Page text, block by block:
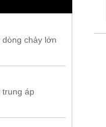
dòng chảy lớn
trung áp